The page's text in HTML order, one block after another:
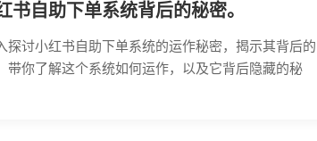
书自助下单系统背后的秘密。
探讨小红书自助下单系统的运作秘密，揭示其背后的
带你了解这个系统如何运作，以及它背后隐藏的秘